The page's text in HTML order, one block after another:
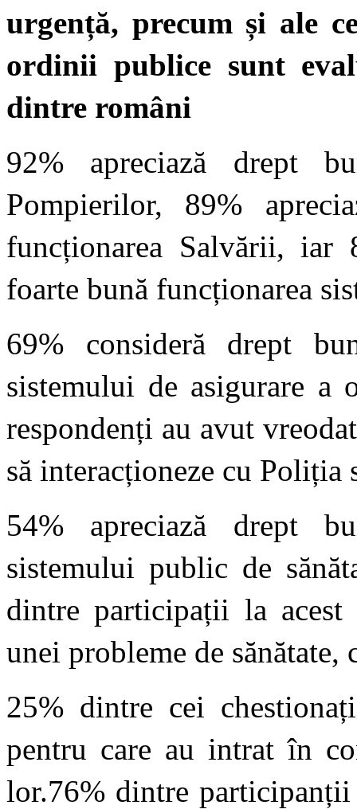
urgență, precum și ale
ordinii publice sunt
dintre români
92% apreciază drept
Pompierilor, 89%
funcționarea Salvării, iar
foarte bună funcționarea
69% consideră drept
sistemului de asigurare
respondenți au avut
să interacționeze cu
54% apreciază drept
sistemului public de
dintre participații la
unei probleme de sănătate,
25% dintre cei
pentru care au intrat în
lor.76% dintre